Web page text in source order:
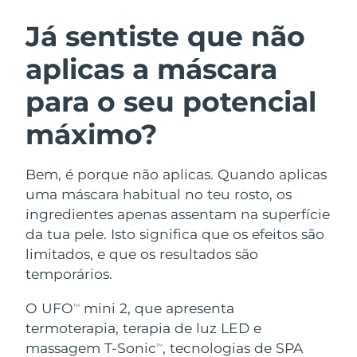
Já sentiste que não
aplicas a máscara
para o seu potencial
máximo?
Bem, é porque não aplicas. Quando aplicas
uma máscara habitual no teu rosto, os
ingredientes apenas assentam na superfície
da tua pele. Isto significa que os efeitos são
limitados, e que os resultados são
temporários.
O UFOTM
mini 2, que apresenta
termoterapia, terapia de luz LED e
massagem T-SonicTM, tecnologias de SPA
Limpeza facial
LUNA™ 4 kit
Anti-aging massage
LUNA™ 4 Plus
Massage, LED heating
LUNA™ 4 Men
For men, anti-aging massage
Lifting facial
BEAR™ 2 kit
Microcurrent toning
BEAR™ 2 go
Microcurrent toning on-the-go
BEAR™ 2 eyes & lips
Microcurrent line smoothing device
Hidratação
UFO™ 3 kit
Deep facial hydration
Near-infrared and red light therapy
device
Cuidado oral
issa™ 4
Hybrid silicone sonic toothbrush
issa™ 4 plus
Smart hybrid silicone sonic toothbrush
TRATAMENTO ANTIENVELHECIMENTO
FAQ™
Antienvelhecimento Tratamentos LED
Áustria Entrega prevista
Barein Entrega prevista
Bélgica Entrega prevista 8/10/26
Bermudas
Bósnia e
Herzegovina
Entrega prevista8/13/26
Brunei Entrega prevista8/15/26
Bulgária
Canadá Entrega prevista
Chile Entrega prevista8/14/26